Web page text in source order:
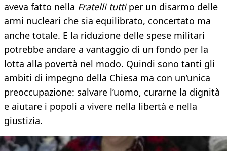
aveva fatto nella Fratelli tuttiper un disarmo delle
armi nucleari che sia equilibrato, concertato ma
anche totale. E la riduzione delle spese militari
potrebbe andare a vantaggio di un fondo per la
lotta alla povertà nel modo. Quindi sono tanti gli
ambiti di impegno della Chiesa ma con un’unica
preoccupazione: salvare l’uomo, curarne la dignità
e aiutare i popoli a vivere nella libertà e nella
giustizia.